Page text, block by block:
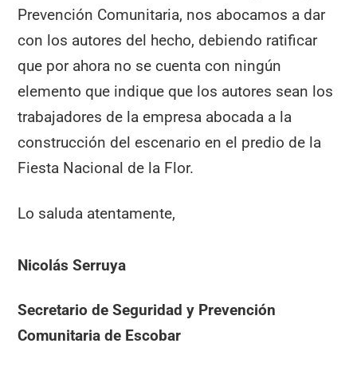
Prevención Comunitaria, nos abocamos a dar
con los autores del hecho, debiendo ratificar
que por ahora no se cuenta con ningún
elemento que indique que los autores sean los
trabajadores de la empresa abocada a la
construcción del escenario en el predio de la
Fiesta Nacional de la Flor.
Lo saluda atentamente,
Nicolás Serruya
Secretario de Seguridad y Prevención
Comunitaria de Escobar